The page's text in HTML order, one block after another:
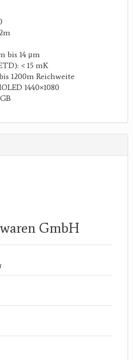
bis 14 μm
< 15 mK
1200m Reichweite
1440×1080
GmbH